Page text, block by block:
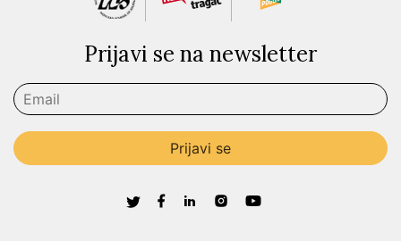
Prijavi se na newsletter